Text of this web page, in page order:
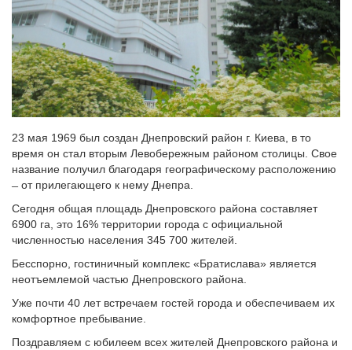
23 мая 1969 был создан Днепровский район г. Киева, в то
время он стал вторым Левобережным районом столицы. Свое
название получил благодаря географическому расположению
̶ от прилегающего к нему Днепра.
Сегодня общая площадь Днепровского района составляет
6900 га, это 16% территории города с официальной
численностью населения 345 700 жителей.
Бесспорно, гостиничный комплекс «Братислава» является
неотъемлемой частью Днепровского района.
Уже почти 40 лет встречаем гостей города и обеспечиваем их
комфортное пребывание.
Поздравляем с юбилеем всех жителей Днепровского района и